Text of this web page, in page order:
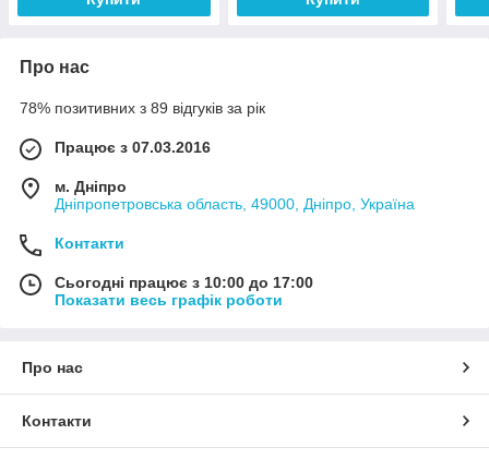
Про нас
78% позитивних з 89 відгуків за рік
Працює з 07.03.2016
м. Дніпро
Дніпропетровська область, 49000, Дніпро, Україна
Контакти
Сьогодні працює з 10:00 до 17:00
Показати весь графік роботи
Про нас
Контакти